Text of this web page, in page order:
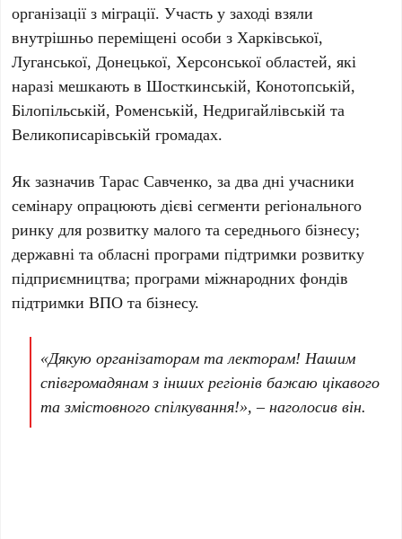
організації з міграції. Участь у заході взяли
внутрішньо переміщені особи з Харківської,
Луганської, Донецької, Херсонської областей, які
наразі мешкають в Шосткинській, Конотопській,
Білопільській, Роменській, Недригайлівській та
Великописарівській громадах.
Як зазначив Тарас Савченко, за два дні учасники
семінару опрацюють дієві сегменти регіонального
ринку для розвитку малого та середнього бізнесу;
державні та обласні програми підтримки розвитку
підприємництва; програми міжнародних фондів
підтримки ВПО та бізнесу.
«Дякую організаторам та лекторам! Нашим
співгромадянам з інших регіонів бажаю цікавого
та змістовного спілкування!», – наголосив він.